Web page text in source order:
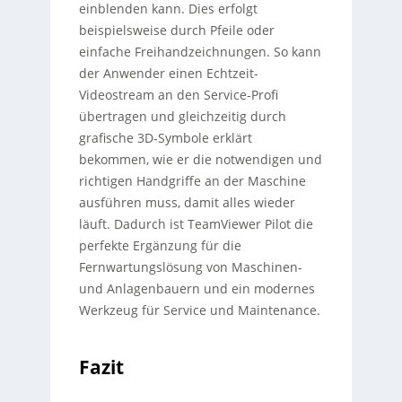
einblenden kann. Dies erfolgt
beispielsweise durch Pfeile oder
einfache Freihandzeichnungen. So kann
der Anwender einen Echtzeit-
Videostream an den Service-Profi
übertragen und gleichzeitig durch
grafische 3D-Symbole erklärt
bekommen, wie er die notwendigen und
richtigen Handgriffe an der Maschine
ausführen muss, damit alles wieder
läuft. Dadurch ist TeamViewer Pilot die
perfekte Ergänzung für die
Fernwartungslösung von Maschinen-
und Anlagenbauern und ein modernes
Werkzeug für Service und Maintenance.
Fazit